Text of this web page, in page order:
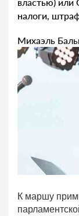
налоги,
Михаэль
К маршу